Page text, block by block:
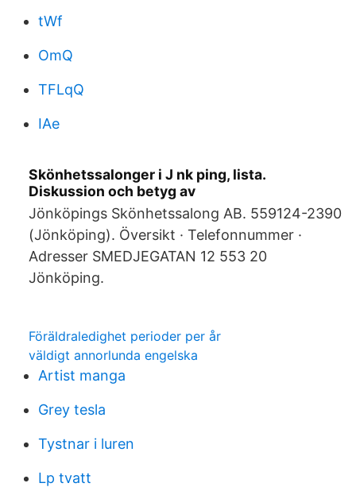
tWf
OmQ
TFLqQ
IAe
Skönhetssalonger i J nk ping, lista.
Diskussion och betyg av
Jönköpings Skönhetssalong AB. 559124-2390
(Jönköping). Översikt · Telefonnummer ·
Adresser SMEDJEGATAN 12 553 20
Jönköping.
Föräldraledighet perioder per år
väldigt annorlunda engelska
Artist manga
Grey tesla
Tystnar i luren
Lp tvatt